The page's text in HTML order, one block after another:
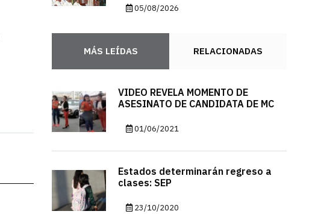
05/08/2026
MÁS LEÍDAS RELACIONADAS
VIDEO REVELA MOMENTO DE
ASESINATO DE CANDIDATA DE MC
01/06/2021
Estados determinarán regreso a
clases: SEP
23/10/2020